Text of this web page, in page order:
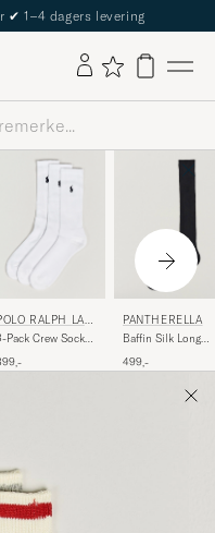
✔ 1–4 dagers levering
RALPH LAU
Pack Crew Sock
PANTHERELLA
Baffin Silk Long
499,-